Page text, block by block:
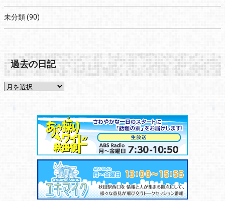
未分類(90)
過去の日記